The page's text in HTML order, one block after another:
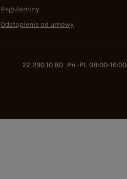
Regulaminy
Odstąpienie od umowy
22 290 10 80 Pn.-Pt. 08:00-16:00